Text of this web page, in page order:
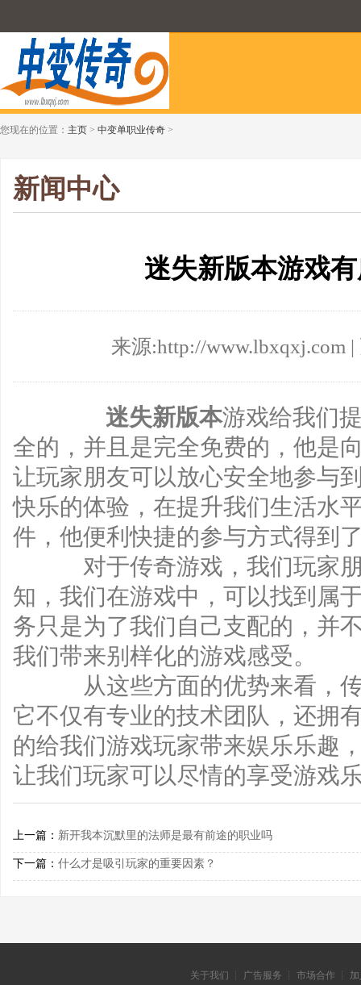
您现在的位置： 主页 > 中变单职业传奇 >
新闻中心
迷失新版本游戏
来源:http://www.lbxqxj.com
迷失新版本游戏给我们
全的，并且是完全免费的，他是
让玩家朋友可以放心安全地参与
快乐的体验，在提升我们生活水
件，他便利快捷的参与方式得到
对于传奇游戏，我们玩家朋
知，我们在游戏中，可以找到属
务只是为了我们自己支配的，并
我们带来别样化的游戏感受。
从这些方面的优势来看，传
它不仅有专业的技术团队，还拥
的给我们游戏玩家带来娱乐乐趣
让我们玩家可以尽情的享受游戏
上一篇： 新开我本沉默里的法师是最有前途的职业吗
下一篇： 什么才是吸引玩家的重要因素？
关于我们 ┊ 广告服务 ┊ 市场合作 ┊